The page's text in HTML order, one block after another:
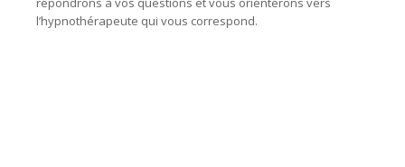
l’hypnothérapeute qui vous correspond.